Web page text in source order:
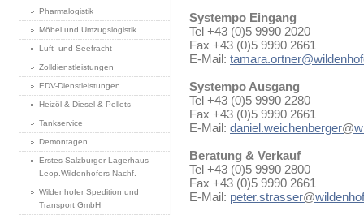
Pharmalogistik
Möbel und Umzugslogistik
Luft- und Seefracht
Zolldienstleistungen
EDV-Dienstleistungen
Heizöl & Diesel & Pellets
Tankservice
Demontagen
Erstes Salzburger Lagerhaus
Leop.Wildenhofers Nachf.
Wildenhofer Spedition und
Transport GmbH
Systempo Eingang
Tel +43 (0)5 9990 2020
Fax +43 (0)5 9990 2661
E-Mail:
Systempo Ausgang
Tel +43 (0)5 9990 2280
Fax +43 (0)5 9990 2661
E-Mail: daniel.weichenberger@
Beratung & Verkauf
Tel +43 (0)5 9990 2800
Fax +43 (0)5 9990 2661
E-Mail: peter.strasser@